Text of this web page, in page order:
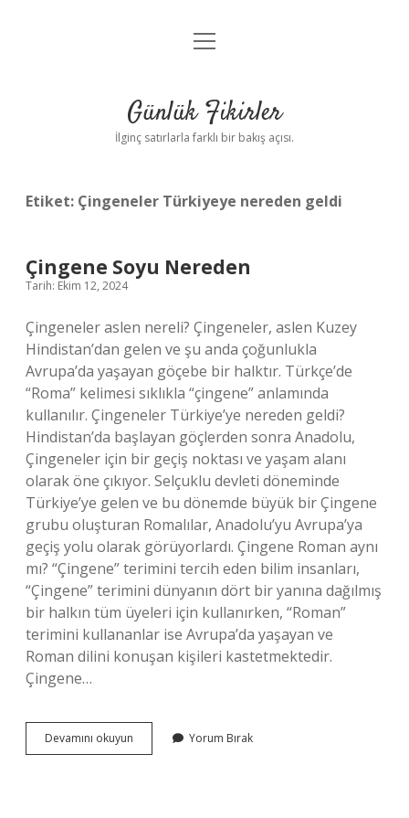
Anasayfa
Yasal Uyarı
menüyü
Günlük Fikirler
İlginç satırlarla farklı bir bakış açısı.
Etiket: Çingeneler Türkiyeye nereden geldi
Çingene Soyu Nereden
Tarih: Ekim 12, 2024
Çingeneler aslen nereli? Çingeneler, aslen Kuzey
Hindistan’dan gelen ve şu anda çoğunlukla
Avrupa’da yaşayan göçebe bir halktır. Türkçe’de
“Roma” kelimesi sıklıkla “çingene” anlamında
kullanılır. Çingeneler Türkiye’ye nereden geldi?
Hindistan’da başlayan göçlerden sonra Anadolu,
Çingeneler için bir geçiş noktası ve yaşam alanı
olarak öne çıkıyor. Selçuklu devleti döneminde
Türkiye’ye gelen ve bu dönemde büyük bir Çingene
grubu oluşturan Romalılar, Anadolu’yu Avrupa’ya
geçiş yolu olarak görüyorlardı. Çingene Roman aynı
mı? “Çingene” terimini tercih eden bilim insanları,
“Çingene” terimini dünyanın dört bir yanına dağılmış
bir halkın tüm üyeleri için kullanırken, “Roman”
terimini kullananlar ise Avrupa’da yaşayan ve
Roman dilini konuşan kişileri kastetmektedir.
Çingene…
Devamını okuyun Çingene
Soyu
Yorum Bırak